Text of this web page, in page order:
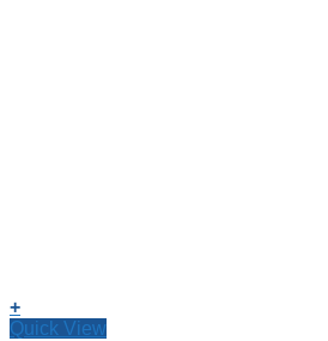
+
Quick View